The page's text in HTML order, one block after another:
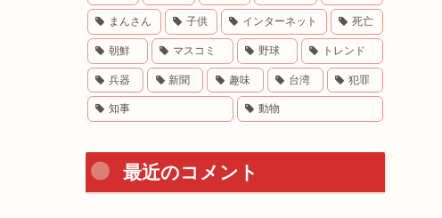
まんさん 子供 インターネット 死亡
朝鮮 マスコミ 野球 トレンド
兵器 新聞 趣味 台湾 犯罪
知事 動物
最近のコメント